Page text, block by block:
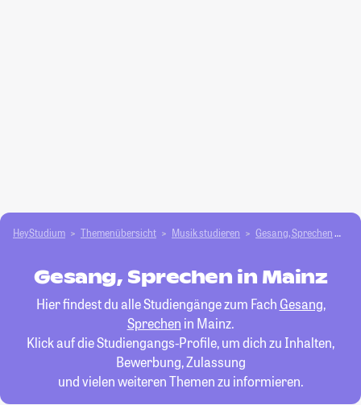
HeyStudium Themenübersicht Musik studieren Gesang, Sprechen
Gesang, Sprechen in Mainz
Hier findest du alle Studiengänge zum Fach Gesang,
Sprechen in Mainz.
Klick auf die Studiengangs-Profile, um dich zu Inhalten,
Bewerbung, Zulassung
und vielen weiteren Themen zu informieren.